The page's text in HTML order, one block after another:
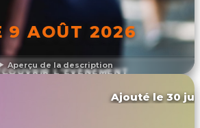
Aperçu de la description
9 AOÛT 2026
L'ÉVÉNEMENT
Ajouté le 30